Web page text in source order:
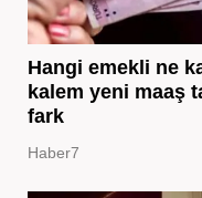
Hangi emekli ne
kalem yeni maaş
fark
Haber7